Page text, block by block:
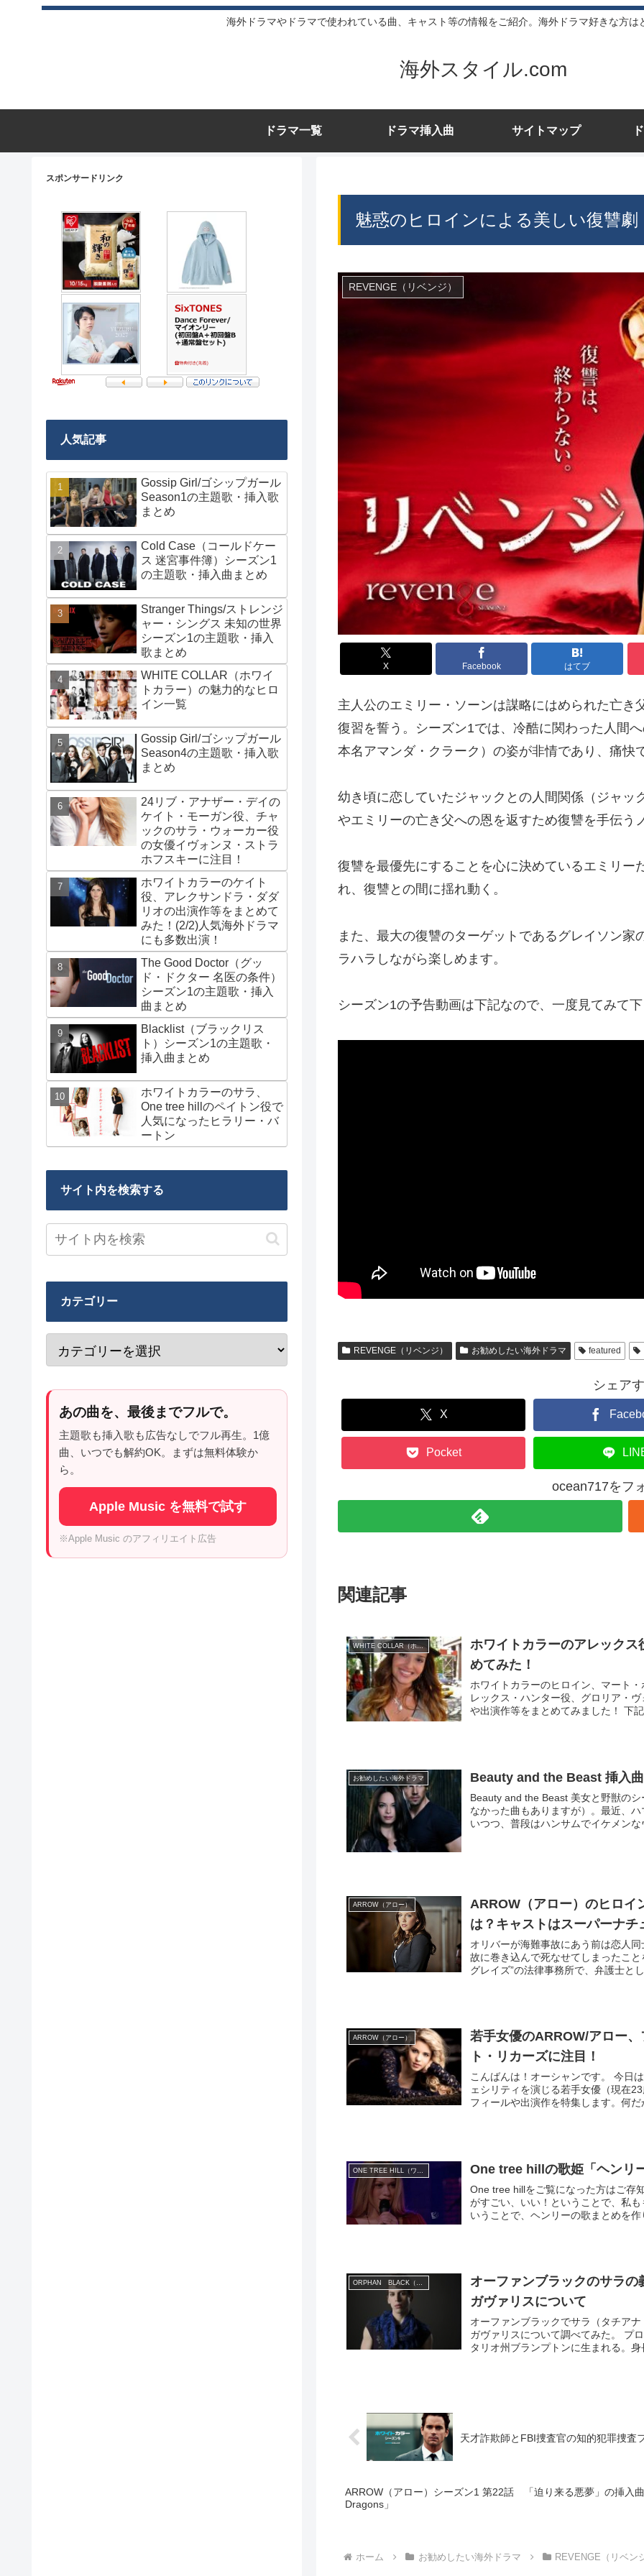
海外ドラマやドラマで使われている曲、キャスト等の情報をご紹介。海外ドラマ好きな方は
海外スタイル.com
ドラマ一覧 ドラマ挿入曲 サイトマップ
魅惑のヒロインによる美しい復讐
REVENGE（リベンジ）
X Facebook はてブ
主人公のエミリー・ソーンは謀略にはめられた亡
復習を誓う。シーズン1では、冷酷に関わった人間
本名アマンダ・クラーク）の姿が非情であり、痛快
幼き頃に恋していたジャックとの人間関係（ジャ
やエミリーの亡き父への恩を返すため復讐を手伝う
復讐を最優先にすることを心に決めているエミリー
れ、復讐との間に揺れ動く。
また、最大の復讐のターゲットであるグレイソン
ラハラしながら楽しめます。
シーズン1の予告動画は下記なので、一度見てみて
REVENGE（リベンジ） お勧めしたい海外ドラマ featured
シェア
X
Pocket
ocean717をフ
関連記事
WHITE COLLAR（ホワイトカラー）
ホワイトカラーのアレック
めてみた！
ホワイトカラーのヒロイン、マート
レックス・ハンター役、グロリア・
や出演作等をまとめてみました！ 下
お勧めしたい海外ドラマ Beauty and the Beast 挿入
Beauty and the Beast 美女と野獣の
なかった曲もありますが）。最近、
いつつ、普段はハンサムでイケメン
ARROW（アロー）
ARROW（アロー）のヒロイ
は？キャストはスーパーナ
オリバーが海難事故にあう前は恋人
故に巻き込んで死なせてしまったこ
グレイズ”の法律事務所で、弁護士と
ARROW（アロー）
若手女優のARROW/アロー
ト・リカーズに注目！
こんばんは！オーシャンです。 今日
ェシリティを演じる若手女優（現在
フィールや出演作を特集します。何
One tree hillの歌姫「ヘンリ
One tree hillをご覧になった方はご存
がすごい、いい！ということで、私
いうことで、ヘンリーの歌まとめを
ORPHAN BLACK（オーファン・ブラック）
オーファンブラックのサラ
ガヴァリスについて
オーファンブラックでサラ（タチア
ガヴァリスについて調べてみた。 プ
タリオ州ブランプトンに生まれる。
天才詐欺師とFBI捜査官の知的犯罪捜査
ARROW（アロー）シーズン1 第22話 「迫り来る悪夢」の挿入
Dragons」
ホーム お勧めしたい海外ドラマ REVENGE（リベン
スポンサードリンク
人気記事
Gossip Girl/ゴシップガール
Season1の主題歌・挿入歌
まとめ
Cold Case（コールドケー
ス 迷宮事件簿）シーズン1
の主題歌・挿入曲まとめ
Stranger Things/ストレンジ
ャー・シングス 未知の世界
シーズン1の主題歌・挿入
歌まとめ
WHITE COLLAR（ホワイ
トカラー）の魅力的なヒロ
イン一覧
Gossip Girl/ゴシップガール
Season4の主題歌・挿入歌
まとめ
24リブ・アナザー・デイの
ケイト・モーガン役、チャ
ックのサラ・ウォーカー役
の女優イヴォンヌ・ストラ
ホフスキーに注目！
ホワイトカラーのケイト
役、アレクサンドラ・ダダ
リオの出演作等をまとめて
みた！(2/2)人気海外ドラマ
にも多数出演！
The Good Doctor（グッ
ド・ドクター 名医の条件）
シーズン1の主題歌・挿入
曲まとめ
Blacklist（ブラックリス
ト）シーズン1の主題歌・
挿入曲まとめ
ホワイトカラーのサラ、
One tree hillのペイトン役で
人気になったヒラリー・バ
ートン
サイト内を検索する
カテゴリー
あの曲を、最後までフルで。
主題歌も挿入歌も広告なしでフル再生。1億
曲、いつでも解約OK。まずは無料体験か
ら。
Apple Music を無料で試す
※Apple Music のアフィリエイト広告